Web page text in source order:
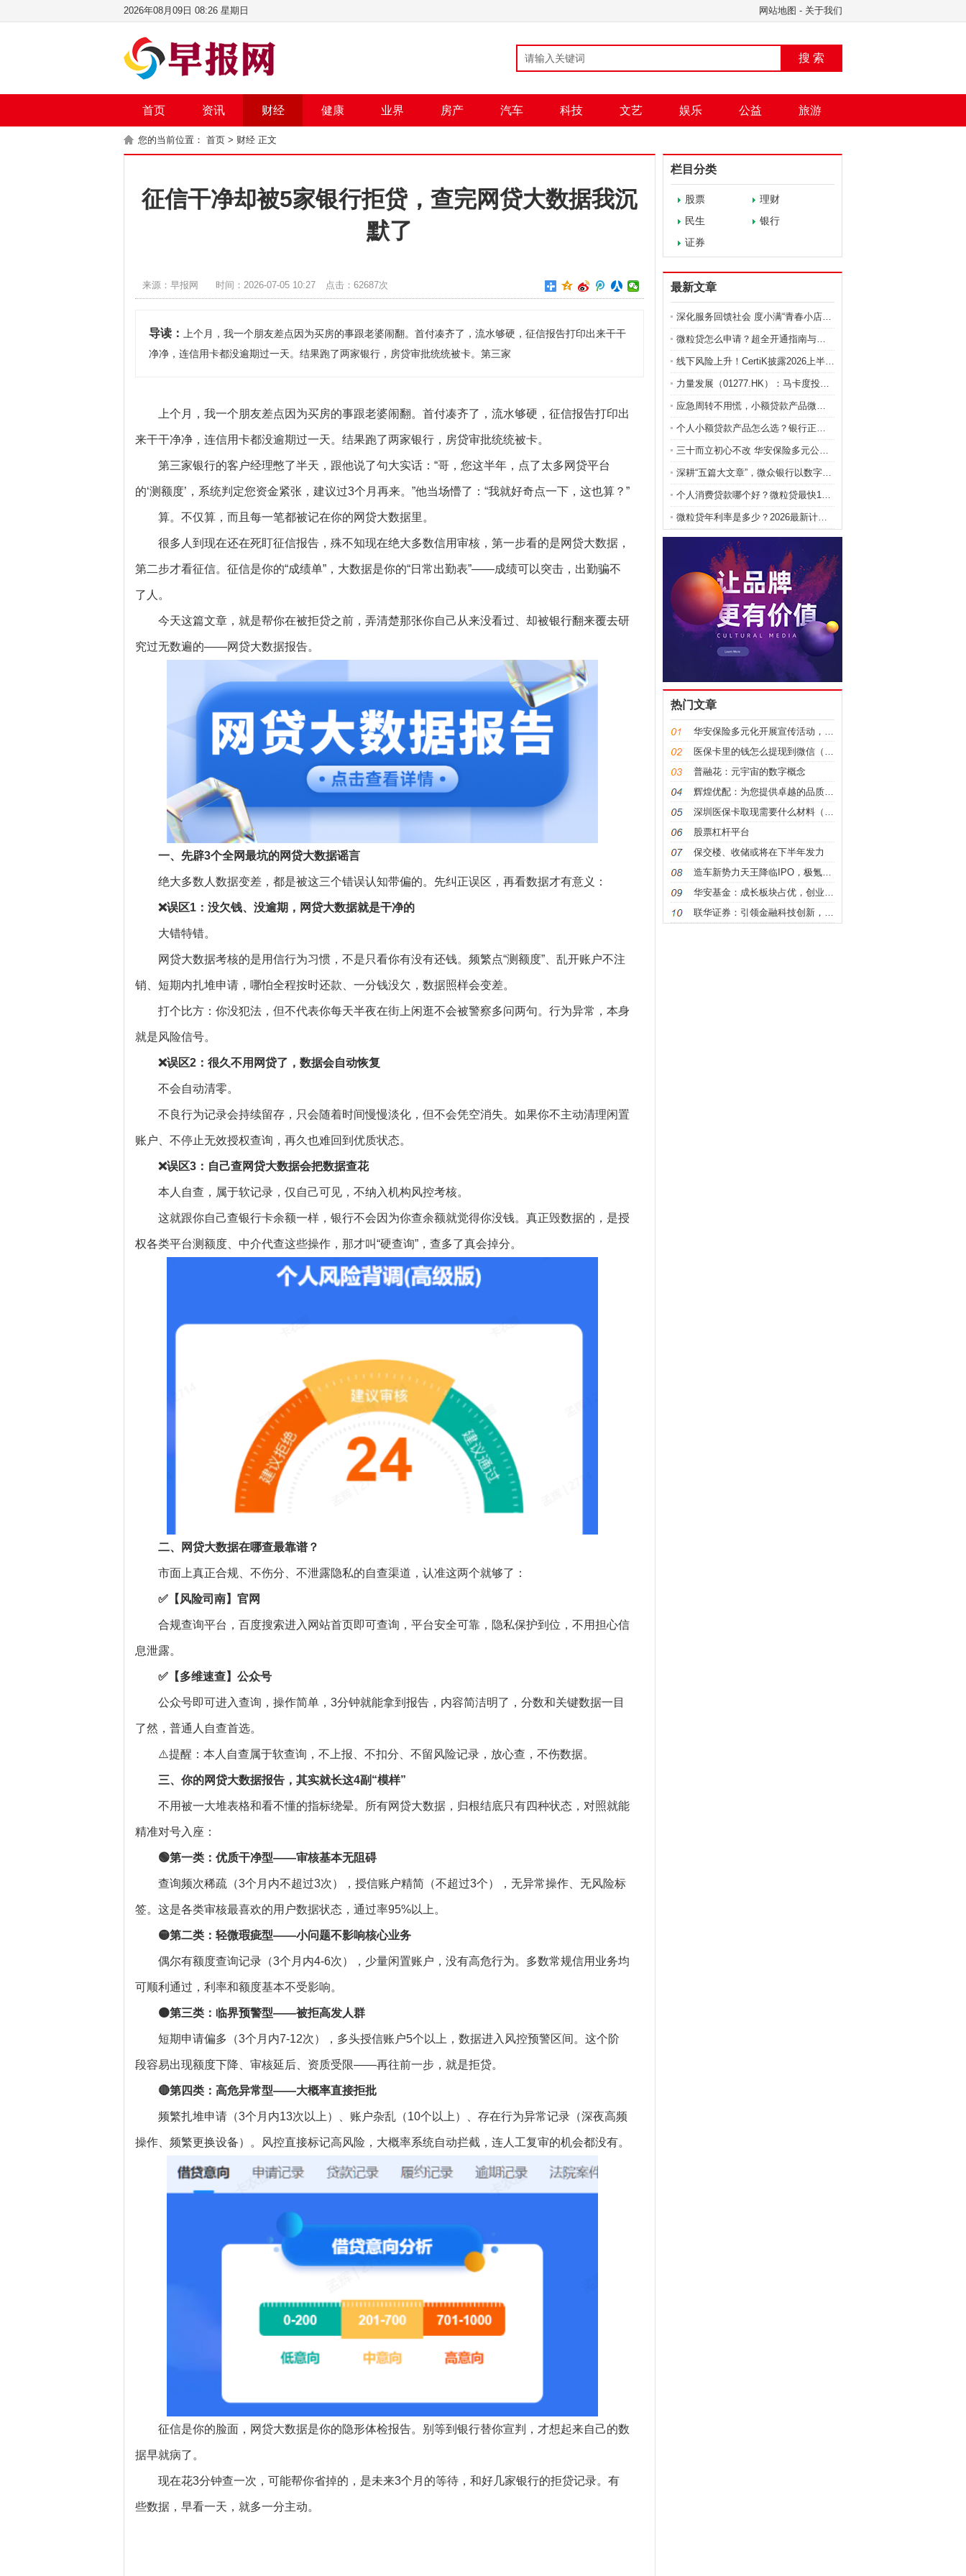
网站地图 - 关于我们
2026年08月09日 08:26 星期日
搜 索
首页 资讯 财经 健康 业界 房产 汽车 科技 文艺 娱乐 公益 旅游
您的当前位置： 首页 > 财经 正文
征信干净却被5家银行拒贷，查完网贷大数据我沉
默了
来源：早报网 时间：2026-07-05 10:27 点击： 62687次
导读：
上个月，我一个朋友差点因为买房的事跟老婆闹翻。首付凑齐了，流水够硬，征信报告打印出来干干
净净，连信用卡都没逾期过一天。结果跑了两家银行，房贷审批统统被卡。第三家
上个月，我一个朋友差点因为买房的事跟老婆闹翻。首付凑齐了，流水够硬，征信报告打印出
来干干净净，连信用卡都没逾期过一天。结果跑了两家银行，房贷审批统统被卡。
第三家银行的客户经理憋了半天，跟他说了句大实话：“哥，您这半年，点了太多网贷平台
的‘测额度’，系统判定您资金紧张，建议过3个月再来。”他当场懵了：“我就好奇点一下，这也算？”
算。不仅算，而且每一笔都被记在你的网贷大数据里。
很多人到现在还在死盯征信报告，殊不知现在绝大多数信用审核，第一步看的是网贷大数据，
第二步才看征信。征信是你的“成绩单”，大数据是你的“日常出勤表”——成绩可以突击，出勤骗不
了人。
今天这篇文章，就是帮你在被拒贷之前，弄清楚那张你自己从来没看过、却被银行翻来覆去研
究过无数遍的——网贷大数据报告。
一、先辟3个全网最坑的网贷大数据谣言
绝大多数人数据变差，都是被这三个错误认知带偏的。先纠正误区，再看数据才有意义：
❌误区1：没欠钱、没逾期，网贷大数据就是干净的
大错特错。
网贷大数据考核的是用信行为习惯，不是只看你有没有还钱。频繁点“测额度”、乱开账户不注
销、短期内扎堆申请，哪怕全程按时还款、一分钱没欠，数据照样会变差。
打个比方：你没犯法，但不代表你每天半夜在街上闲逛不会被警察多问两句。行为异常，本身
就是风险信号。
❌误区2：很久不用网贷了，数据会自动恢复
不会自动清零。
不良行为记录会持续留存，只会随着时间慢慢淡化，但不会凭空消失。如果你不主动清理闲置
账户、不停止无效授权查询，再久也难回到优质状态。
❌误区3：自己查网贷大数据会把数据查花
本人自查，属于软记录，仅自己可见，不纳入机构风控考核。
这就跟你自己查银行卡余额一样，银行不会因为你查余额就觉得你没钱。真正毁数据的，是授
权各类平台测额度、中介代查这些操作，那才叫“硬查询”，查多了真会掉分。
二、网贷大数据在哪查最靠谱？
市面上真正合规、不伤分、不泄露隐私的自查渠道，认准这两个就够了：
✅【风险司南】官网
合规查询平台，百度搜索进入网站首页即可查询，平台安全可靠，隐私保护到位，不用担心信
息泄露。
✅【多维速查】公众号
公众号即可进入查询，操作简单，3分钟就能拿到报告，内容简洁明了，分数和关键数据一目
了然，普通人自查首选。
⚠️提醒：本人自查属于软查询，不上报、不扣分、不留风险记录，放心查，不伤数据。
三、你的网贷大数据报告，其实就长这4副“模样”
不用被一大堆表格和看不懂的指标绕晕。所有网贷大数据，归根结底只有四种状态，对照就能
精准对号入座：
🟢第一类：优质干净型——审核基本无阻碍
查询频次稀疏（3个月内不超过3次），授信账户精简（不超过3个），无异常操作、无风险标
签。这是各类审核最喜欢的用户数据状态，通过率95%以上。
🟡第二类：轻微瑕疵型——小问题不影响核心业务
偶尔有额度查询记录（3个月内4-6次），少量闲置账户，没有高危行为。多数常规信用业务均
可顺利通过，利率和额度基本不受影响。
🟠第三类：临界预警型——被拒高发人群
短期申请偏多（3个月内7-12次），多头授信账户5个以上，数据进入风控预警区间。这个阶
段容易出现额度下降、审核延后、资质受限——再往前一步，就是拒贷。
🔴第四类：高危异常型——大概率直接拒批
频繁扎堆申请（3个月内13次以上）、账户杂乱（10个以上）、存在行为异常记录（深夜高频
操作、频繁更换设备）。风控直接标记高风险，大概率系统自动拦截，连人工复审的机会都没有。
征信是你的脸面，网贷大数据是你的隐形体检报告。别等到银行替你宣判，才想起来自己的数
据早就病了。
现在花3分钟查一次，可能帮你省掉的，是未来3个月的等待，和好几家银行的拒贷记录。有
些数据，早看一天，就多一分主动。
栏目分类
股票
理财
民生
银行
证券
最新文章
深化服务回馈社会 度小满“青春小店暖心倡议”温暖人
微粒贷怎么申请？超全开通指南与使用规则汇总
线下风险上升！CertiK披露2026上半年数字资
力量发展（01277.HK）：马卡度投产开启“双向
应急周转不用慌，小额贷款产品微粒贷更高效
个人小额贷款产品怎么选？银行正规产品微粒贷更放心
三十而立初心不改 华安保险多元公益行动彰显企业担当
深耕“五篇大文章”，微众银行以数字之力践行普惠初心
个人消费贷款哪个好？微粒贷最快1分钟到账，高效周转
微粒贷年利率是多少？2026最新计息规则与利息算法
热门文章
华安保险多元化开展宣传活动，全心全意保护投资者权益
医保卡里的钱怎么提现到微信（方法解析）
普融花：元宇宙的数字概念
辉煌优配：为您提供卓越的品质与服务
深圳医保卡取现需要什么材料（详细攻略）
股票杠杆平台
保交楼、收储或将在下半年发力
造车新势力天王降临IPO，极氪登陆美股首日暴涨35
华安基金：成长板块占优，创业板50指数逆市增长0.
联华证券：引领金融科技创新，助力中国梦的实现